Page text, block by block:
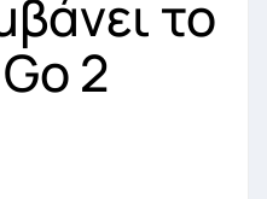
το
2